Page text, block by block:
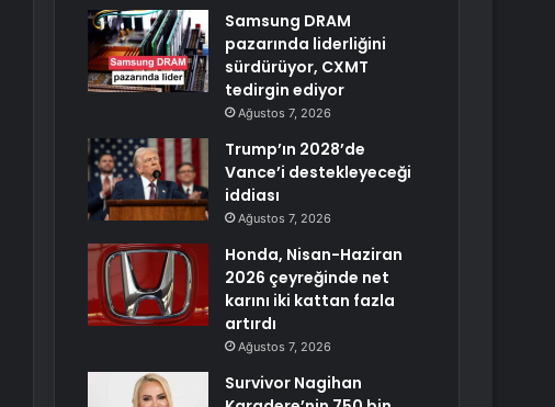
Samsung DRAM
pazarında liderliğini
sürdürüyor, CXMT
tedirgin ediyor
Ağustos 7, 2026
Trump’ın 2028’de
Vance’i destekleyeceği
iddiası
Ağustos 7, 2026
Honda, Nisan-Haziran
2026 çeyreğinde net
karını iki kattan fazla
artırdı
Ağustos 7, 2026
Survivor Nagihan